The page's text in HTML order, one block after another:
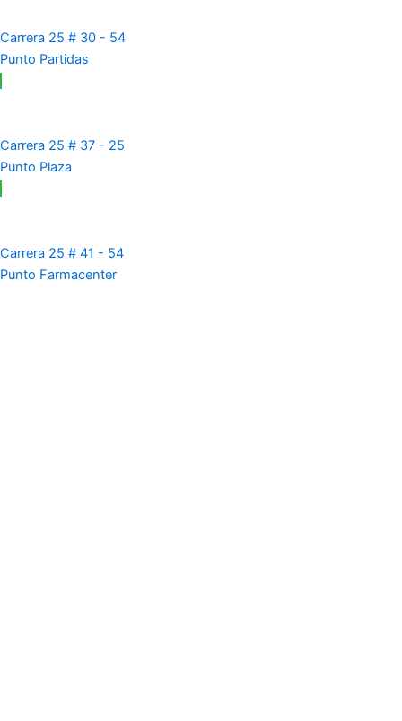
Carrera 25 # 30 - 54
Punto Partidas
Carrera 25 # 37 - 25
Punto Plaza
Carrera 25 # 41 - 54
Punto Farmacenter